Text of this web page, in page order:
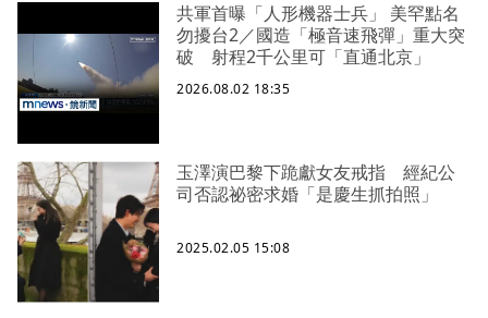
共軍首曝「人形機器士兵」 美罕點名
勿擾台2／國造「極音速飛彈」重大突
破 射程2千公里可「直通北京」
2026.08.02 18:35
玉澤演巴黎下跪獻女友戒指 經紀公
司否認祕密求婚「是慶生抓拍照」
2025.02.05 15:08